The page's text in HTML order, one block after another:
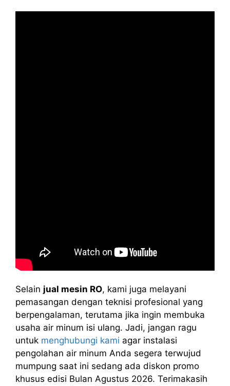
Selain jual mesin RO, kami juga melayani
pemasangan dengan teknisi profesional yang
berpengalaman, terutama jika ingin membuka
usaha air minum isi ulang. Jadi, jangan ragu
untuk menghubungi kami agar instalasi
pengolahan air minum Anda segera terwujud
mumpung saat ini sedang ada diskon promo
khusus edisi Bulan Agustus 2026. Terimakasih